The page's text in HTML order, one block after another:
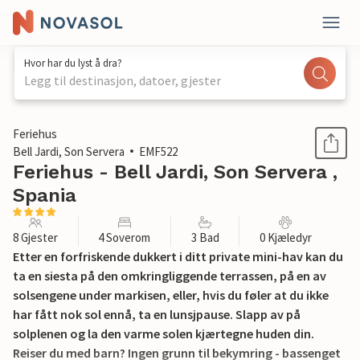
Hvor har du lyst å dra?
Legg til destinasjon, datoer, gjester
1 / 52
Feriehus
Bell Jardi, Son Servera
EMF522
Feriehus - Bell Jardi, Son Servera ,
Spania
8 Gjester 4 Soverom 3 Bad 0 Kjæledyr
Etter en forfriskende dukkert i ditt private mini-hav kan du
ta en siesta på den omkringliggende terrassen, på en av
solsengene under markisen, eller, hvis du føler at du ikke
har fått nok sol ennå, ta en lunsjpause. Slapp av på
solplenen og la den varme solen kjærtegne huden din.
Reiser du med barn? Ingen grunn til bekymring - bassenget